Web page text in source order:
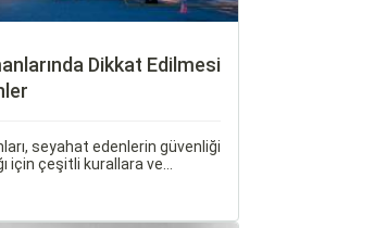
Dikkat Edilmesi
seyahat edenlerin güvenliği
için çeşitli kurallara ve